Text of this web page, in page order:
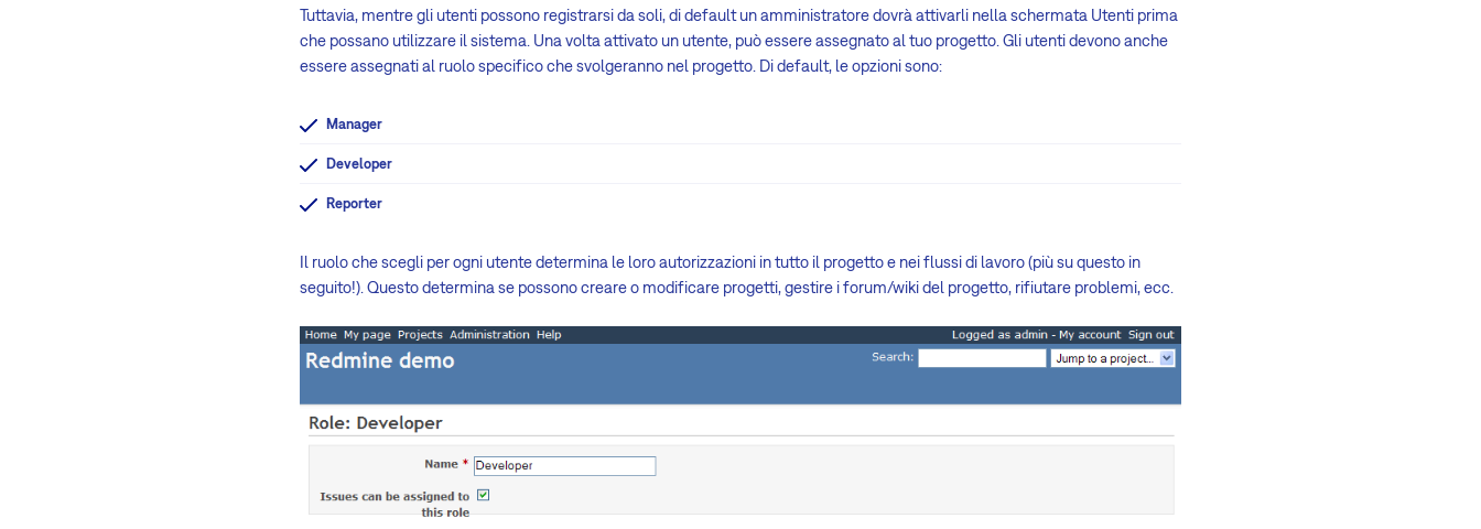
Tuttavia, mentre gli utenti possono registrarsi da soli, di default un amministratore dovrà attivarli nella schermata Utenti prima
che possano utilizzare il sistema. Una volta attivato un utente, può essere assegnato al tuo progetto. Gli utenti devono anche
essere assegnati al ruolo specifico che svolgeranno nel progetto. Di default, le opzioni sono:
Manager
Developer
Reporter
Il ruolo che scegli per ogni utente determina le loro autorizzazioni in tutto il progetto e nei flussi di lavoro (più su questo in
seguito!). Questo determina se possono creare o modificare progetti, gestire i forum/wiki del progetto, rifiutare problemi, ecc.